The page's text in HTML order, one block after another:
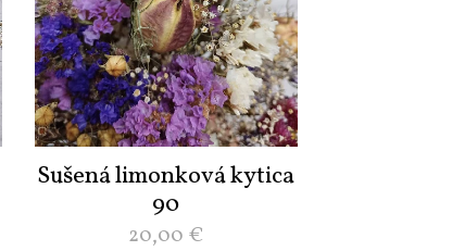
Sušená limonková kytica
90
20,00 €